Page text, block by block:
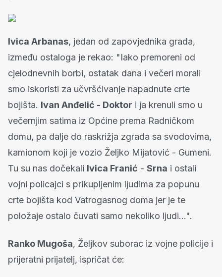
Ivica Arbanas, jedan od zapovjednika grada,
između ostaloga je rekao: "Iako premoreni od
cjelodnevnih borbi, ostatak dana i večeri morali
smo iskoristi za učvršćivanje napadnute crte
bojišta. Ivan Anđelić - Doktor i ja krenuli smo u
večernjim satima iz Općine prema Radničkom
domu, pa dalje do raskrižja zgrada sa svodovima,
kamionom koji je vozio Željko Mijatović - Gumeni.
Tu su nas dočekali Ivica Franić - Srna i ostali
vojni policajci s prikupljenim ljudima za popunu
crte bojišta kod Vatrogasnog doma jer je te
položaje ostalo čuvati samo nekoliko ljudi...".
Ranko Mugoša, Željkov suborac iz vojne policije i
prijeratni prijatelj, ispričat će: